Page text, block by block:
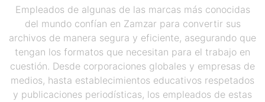
Empleados de algunas de las marcas más conocidas
del mundo confían en Zamzar para convertir sus
archivos de manera segura y eficiente, asegurando que
tengan los formatos que necesitan para el trabajo en
cuestión. Desde corporaciones globales y empresas de
medios, hasta establecimientos educativos respetados
y publicaciones periodísticas, los empleados de estas